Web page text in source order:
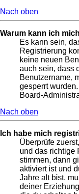
Nach oben
Warum kann ich
Es kann sein,
Registrierung
keine neuen
auch sein, dass
Benutzername,
gesperrt
Board-
Nach oben
Ich habe mich
Überprüfe
und das richtige
stimmen, dann
aktiviert ist und
Jahre alt bist,
deiner